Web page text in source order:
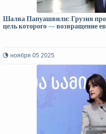
Шалва Папуашвили: Грузия
цель которого — возвращение
ноября 05 2025